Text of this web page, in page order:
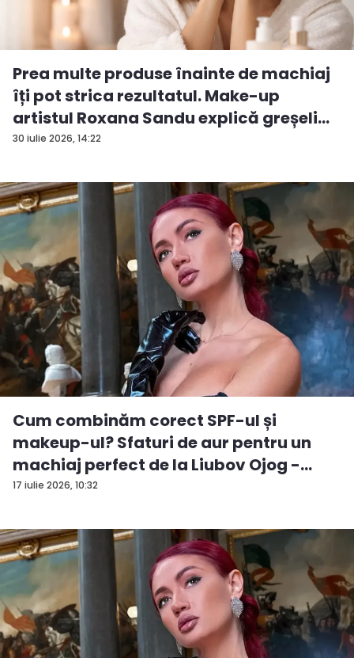
30 iulie 2026, 14:22
Prea multe produse înainte de machiaj
îți pot strica rezultatul. Make-up
artistul Roxana Sandu explică greșeli...
17 iulie 2026, 10:32
Cum combinăm corect SPF-ul și
makeup-ul? Sfaturi de aur pentru un
machiaj perfect de la Liubov Ojog -
VID...